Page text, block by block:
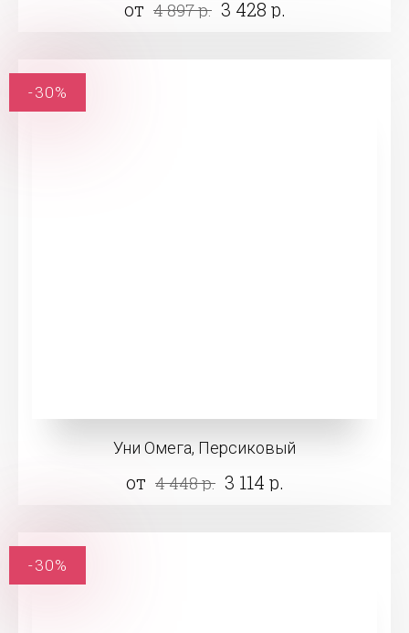
от 4 897 р. 3 428 р.
Уни Омега, Персиковый
от 4 448 р. 3 114 р.
-30%
-30%